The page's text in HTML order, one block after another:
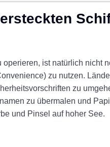
ist natürlich nicht
zu nutzen.
zu
zu übermalen und
und Pinsel auf hoher See.